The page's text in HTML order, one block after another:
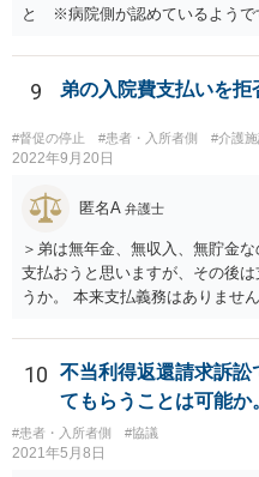
と ※病院側が認めているよう
術のミスの「せいで」マスクが
ければならなくなった「せい
を外せなくなった「せいで」経
したこと 「せいで」と強調した
因果関係」です。 手術のミスと
しく悪くなってしまったとか，
しまったとかいう事情があれば
ただし，手術代の返金に応じた
ん」という趣旨の合意をしてし
には困難となります。
9 弟の入院費支払いを拒
#督促の停止 #患者・入所者側 #介護施
2022年9月20日
匿名A 弁護士
＞弟は無年金、無収入、無貯金
支払おうと思いますが、その後
うか。 本来支払義務はありませ
10
不当利得返還請求訴訟
てもらうことは可能か
#患者・入所者側 #協議
2021年5月8日